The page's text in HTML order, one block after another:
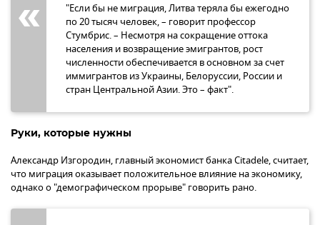
"Если бы не миграция, Литва теряла бы ежегодно
по 20 тысяч человек, – говорит профессор
Стумбрис. – Несмотря на сокращение оттока
населения и возвращение эмигрантов, рост
численности обеспечивается в основном за счет
иммигрантов из Украины, Белоруссии, России и
стран Центральной Азии. Это – факт".
Руки, которые нужны
Александр Изгородин, главный экономист банка Citadele, считает,
что миграция оказывает положительное влияние на экономику,
однако о "демографическом прорыве" говорить рано.